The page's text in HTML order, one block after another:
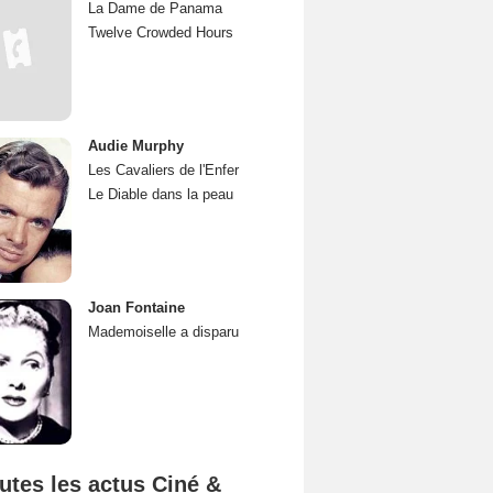
La Dame de Panama
Twelve Crowded Hours
Audie Murphy
Les Cavaliers de l'Enfer
Le Diable dans la peau
Joan Fontaine
Mademoiselle a disparu
les actus Ciné &